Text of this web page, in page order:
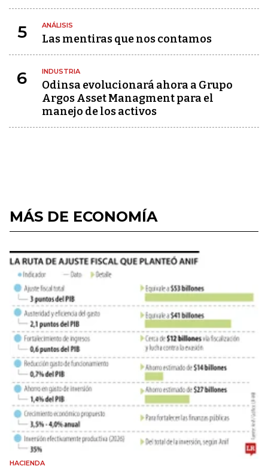
5 ANÁLISIS
Las mentiras que nos contamos
6 INDUSTRIA
Odinsa evolucionará ahora a Grupo
Argos Asset Managment para el
manejo de los activos
MÁS DE ECONOMÍA
HACIENDA